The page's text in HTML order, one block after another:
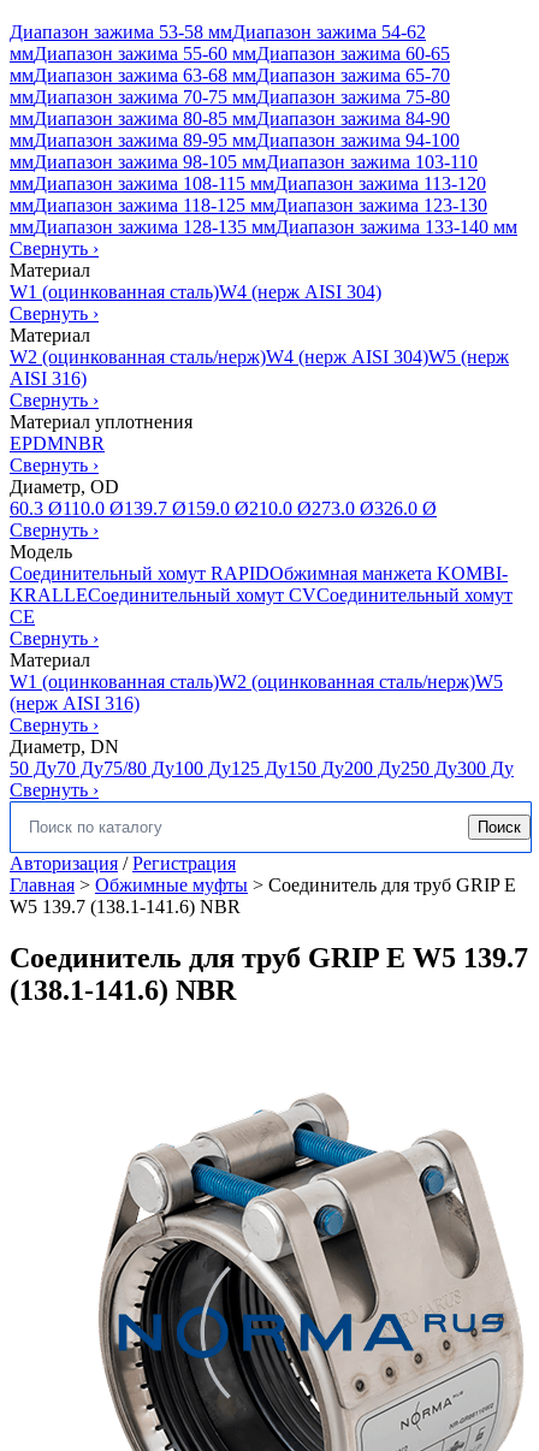
Диапазон зажима 53-58 ммДиапазон зажима 54-62
ммДиапазон зажима 55-60 ммДиапазон зажима 60-65
ммДиапазон зажима 63-68 ммДиапазон зажима 65-70
ммДиапазон зажима 70-75 ммДиапазон зажима 75-80
ммДиапазон зажима 80-85 ммДиапазон зажима 84-90
ммДиапазон зажима 89-95 ммДиапазон зажима 94-100
ммДиапазон зажима 98-105 ммДиапазон зажима 103-110
ммДиапазон зажима 108-115 ммДиапазон зажима 113-120
ммДиапазон зажима 118-125 ммДиапазон зажима 123-130
ммДиапазон зажима 128-135 ммДиапазон зажима 133-140 мм
Свернуть ›
Материал
W1 (оцинкованная сталь)W4 (нерж AISI 304)
Свернуть ›
Материал
W2 (оцинкованная сталь/нерж)W4 (нерж AISI 304)W5 (нерж
AISI 316)
Свернуть ›
Материал уплотнения
EPDMNBR
Свернуть ›
Диаметр, OD
60.3 Ø110.0 Ø139.7 Ø159.0 Ø210.0 Ø273.0 Ø326.0 Ø
Свернуть ›
Модель
Соединительный хомут RAPIDОбжимная манжета KOMBI-
KRALLEСоединительный хомут CVСоединительный хомут
CE
Свернуть ›
Материал
W1 (оцинкованная сталь)W2 (оцинкованная сталь/нерж)W5
(нерж AISI 316)
Свернуть ›
Диаметр, DN
50 Ду70 Ду75/80 Ду100 Ду125 Ду150 Ду200 Ду250 Ду300 Ду
Свернуть ›
Искать: Поиск
Авторизация /Регистрация
Главная > Обжимные муфты > Соединитель для труб GRIP E
W5 139.7 (138.1-141.6) NBR
Соединитель для труб GRIP E W5 139.7
(138.1-141.6) NBR